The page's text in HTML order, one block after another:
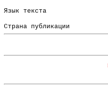
Язык текста
Страна публикации